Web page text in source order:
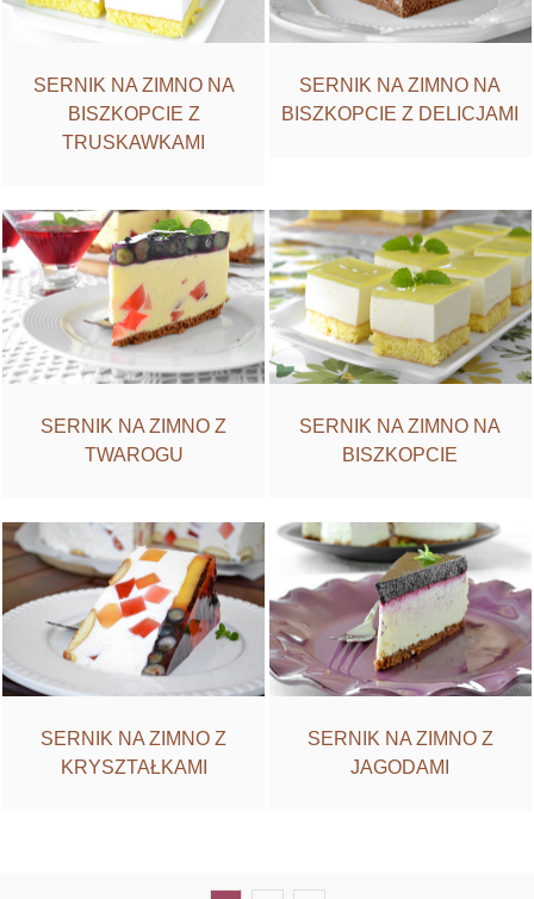
SERNIK NA ZIMNO NA
BISZKOPCIE Z
TRUSKAWKAMI
SERNIK NA ZIMNO NA
BISZKOPCIE Z DELICJAMI
SERNIK NA ZIMNO Z
TWAROGU
SERNIK NA ZIMNO NA
BISZKOPCIE
SERNIK NA ZIMNO Z
KRYSZTAŁKAMI
SERNIK NA ZIMNO Z
JAGODAMI